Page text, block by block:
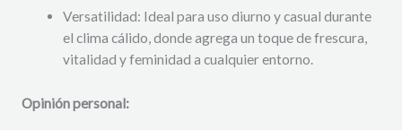
Versatilidad: Ideal para uso diurno y casual durante
el clima cálido, donde agrega un toque de frescura,
vitalidad y feminidad a cualquier entorno.
Opinión personal: